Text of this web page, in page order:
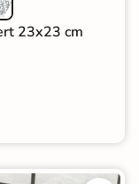
23x23 cm